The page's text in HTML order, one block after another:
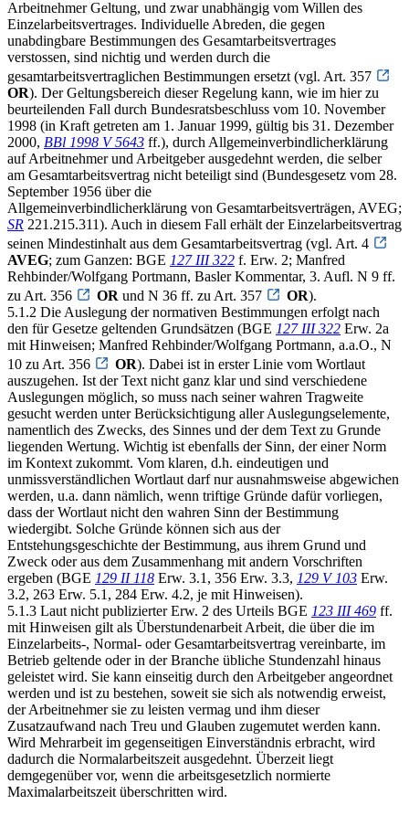
Arbeitnehmer Geltung, und zwar unabhängig vom Willen des
Einzelarbeitsvertrages. Individuelle Abreden, die gegen
unabdingbare Bestimmungen des Gesamtarbeitsvertrages
verstossen, sind nichtig und werden durch die
gesamtarbeitsvertraglichen Bestimmungen ersetzt (vgl. Art. 357
OR). Der Geltungsbereich dieser Regelung kann, wie im hier zu
beurteilenden Fall durch Bundesratsbeschluss vom 10. November
1998 (in Kraft getreten am 1. Januar 1999, gültig bis 31. Dezember
2000, BBl 1998 V 5643 ff.), durch Allgemeinverbindlicherklärung
auf Arbeitnehmer und Arbeitgeber ausgedehnt werden, die selber
am Gesamtarbeitsvertrag nicht beteiligt sind (Bundesgesetz vom 28.
September 1956 über die
Allgemeinverbindlicherklärung von Gesamtarbeitsverträgen, AVEG;
SR 221.215.311). Auch in diesem Fall erhält der Einzelarbeitsvertrag
seinen Mindestinhalt aus dem Gesamtarbeitsvertrag (vgl. Art. 4
AVEG; zum Ganzen: BGE 127 III 322 f. Erw. 2; Manfred
Rehbinder/Wolfgang Portmann, Basler Kommentar, 3. Aufl. N 9 ff.
zu Art. 356
OR und N 36 ff. zu Art. 357 OR).
5.1.2 Die Auslegung der normativen Bestimmungen erfolgt nach
den für Gesetze geltenden Grundsätzen (BGE 127 III 322 Erw. 2a
mit Hinweisen; Manfred Rehbinder/Wolfgang Portmann, a.a.O., N
10 zu Art. 356
OR). Dabei ist in erster Linie vom Wortlaut
auszugehen. Ist der Text nicht ganz klar und sind verschiedene
Auslegungen möglich, so muss nach seiner wahren Tragweite
gesucht werden unter Berücksichtigung aller Auslegungselemente,
namentlich des Zwecks, des Sinnes und der dem Text zu Grunde
liegenden Wertung. Wichtig ist ebenfalls der Sinn, der einer Norm
im Kontext zukommt. Vom klaren, d.h. eindeutigen und
unmissverständlichen Wortlaut darf nur ausnahmsweise abgewichen
werden, u.a. dann nämlich, wenn triftige Gründe dafür vorliegen,
dass der Wortlaut nicht den wahren Sinn der Bestimmung
wiedergibt. Solche Gründe können sich aus der
Entstehungsgeschichte der Bestimmung, aus ihrem Grund und
Zweck oder aus dem Zusammenhang mit andern Vorschriften
ergeben (BGE 129 II 118 Erw. 3.1, 356 Erw. 3.3, 129 V 103 Erw.
3.2, 263 Erw. 5.1, 284 Erw. 4.2, je mit Hinweisen).
5.1.3 Laut nicht publizierter Erw. 2 des Urteils BGE 123 III 469 ff.
mit Hinweisen gilt als Überstundenarbeit Arbeit, die über die im
Einzelarbeits-, Normal- oder Gesamtarbeitsvertrag vereinbarte, im
Betrieb geltende oder in der Branche übliche Stundenzahl hinaus
geleistet wird. Sie kann einseitig durch den Arbeitgeber angeordnet
werden und ist zu bestehen, soweit sie sich als notwendig erweist,
der Arbeitnehmer sie zu leisten vermag und ihm dieser
Zusatzaufwand nach Treu und Glauben zugemutet werden kann.
Wird Mehrarbeit im gegenseitigen Einverständnis erbracht, wird
dadurch die Normalarbeitszeit ausgedehnt. Überzeit liegt
demgegenüber vor, wenn die arbeitsgesetzlich normierte
Maximalarbeitszeit überschritten wird.